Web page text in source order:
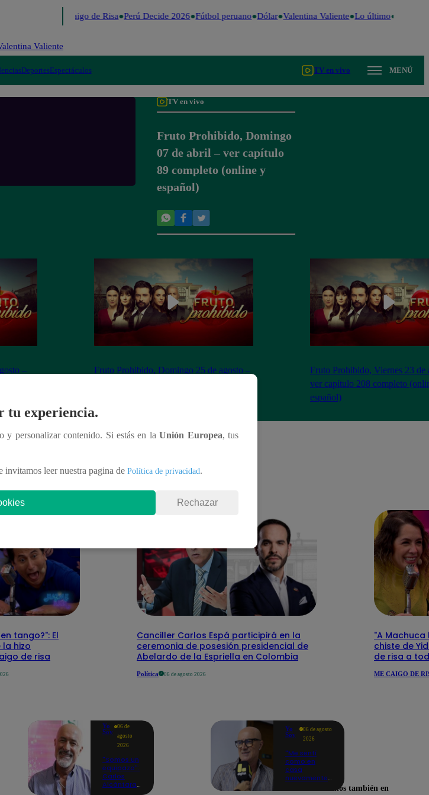
Me Caigo de Risa Perú Decide 2026 Fútbol peruano Dólar Valentina Valiente Lo último
Valiente
DeportesEspectáculos TV en vivo MENÚ
TV en vivo
Fruto Prohibido, Domingo
07 de abril – ver capítulo
89 completo (online y
español)
–
Fruto Prohibido, Domingo 25 de agosto –
Fruto Prohibido, Viernes 23 de
ver capítulo 208 completo
español)
tango?": El
hizo
de risa
Canciller Carlos Espá participirá en la
ceremonia de posesión presidencial de
Abelardo de la Espriella en Colombia
Política 06 de agosto 2026
"A Machuca
chiste de
de risa a
ME CAIGO DE
Yo
Soy
06 de
agosto
2026
"Somos un
equipazo":
Carlos
Alcántara
Yo
Soy
06 de agosto
2026
"Me sentí
como en
casa
nuevamente":
tu experiencia.
y personalizar contenido. Si estás en laUnión Europea, tus
invitamos leer nuestra pagina de Política de privacidad.
Rechazar
Encuéntranos también en